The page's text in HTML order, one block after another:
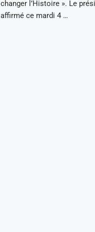
changer l’Histoire ». Le
affirmé ce mardi 4 …